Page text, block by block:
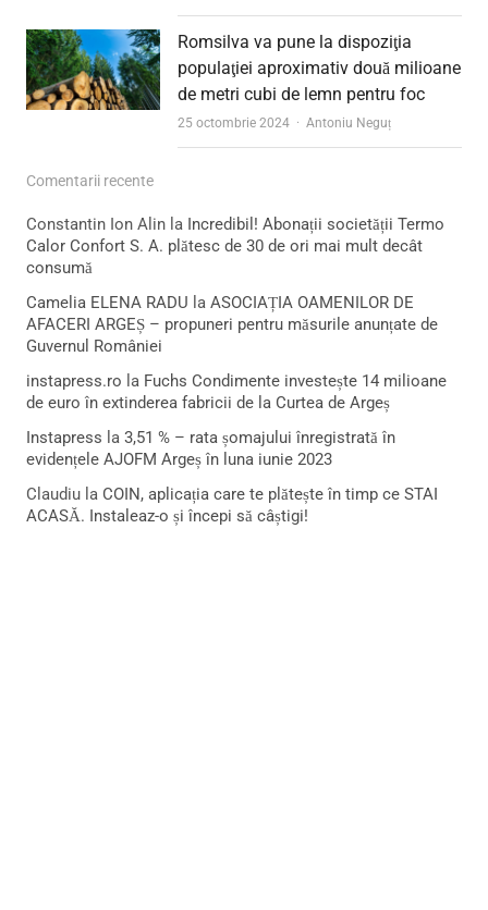
Romsilva va pune la dispoziţia
populaţiei aproximativ două milioane
de metri cubi de lemn pentru foc
25 octombrie 2024 Author
Antoniu Neguț
Comentarii recente
Constantin Ion Alin la Incredibil! Abonații societății Termo
Calor Confort S. A. plătesc de 30 de ori mai mult decât
consumă
Camelia ELENA RADU la ASOCIAȚIA OAMENILOR DE
AFACERI ARGEȘ – propuneri pentru măsurile anunțate de
Guvernul României
instapress.ro la Fuchs Condimente investește 14 milioane
de euro în extinderea fabricii de la Curtea de Argeș
Instapress la 3,51 % – rata șomajului înregistrată în
evidențele AJOFM Argeș în luna iunie 2023
Claudiu la COIN, aplicația care te plătește în timp ce STAI
ACASĂ. Instaleaz-o și începi să câștigi!